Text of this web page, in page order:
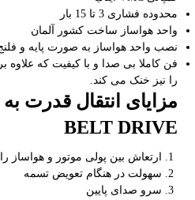
محدوده فشاری 3 تا 15 بار
واحد هواساز ساخت کشور آلمان
نصب واحد هواساز به صورت پایه و
فن کاملا بی صدا و با کیفیت که علاوه بر
را نیز خنک می کند.
مزایای انتقال قدرت
BELT DRIVE
ارتعاش بین پولی موتور و هواساز
سهولت در هنگام تعویض تسمه
سرو صدای پایین